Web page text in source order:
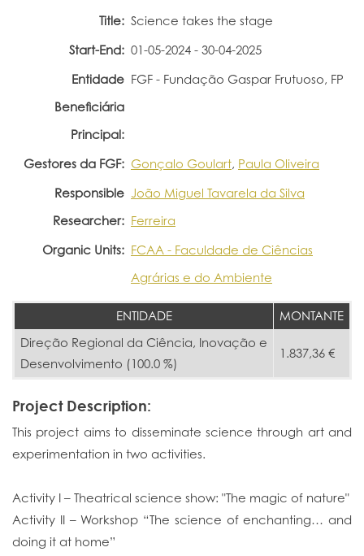
Portal do Investigador
Title: Science takes the stage
Start-End: 01-05-2024 - 30-04-2025
Entidade
Beneficiária
Principal:
FGF - Fundação Gaspar Frutuoso, FP
Gestores da FGF: Gonçalo Goulart, Paula Oliveira
Responsible
Researcher:
João Miguel Tavarela da Silva
Ferreira
Organic Units: FCAA - Faculdade de Ciências
Agrárias e do Ambiente
ENTIDADE
MONTANTE
Direção Regional da Ciência, Inovação e
Desenvolvimento (100.0 %)
1.837,36 €
Project Description:
This project aims to disseminate science through art and
experimentation in two activities.
Activity I – Theatrical science show: "The magic of nature"
Activity II – Workshop “The science of enchanting… and
doing it at home”